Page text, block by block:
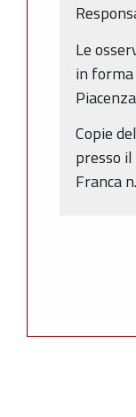
Le
in forma
Copie
presso
Franca